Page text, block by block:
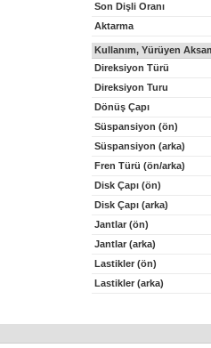
Son Dişli Oranı
Aktarma
Kullanım, Yürüyen
Direksiyon Türü
Direksiyon Turu
Dönüş Çapı
Süspansiyon (ön)
Süspansiyon (arka)
Fren Türü (ön/arka)
Disk Çapı (ön)
Disk Çapı (arka)
Jantlar (ön)
Jantlar (arka)
Lastikler (ön)
Lastikler (arka)